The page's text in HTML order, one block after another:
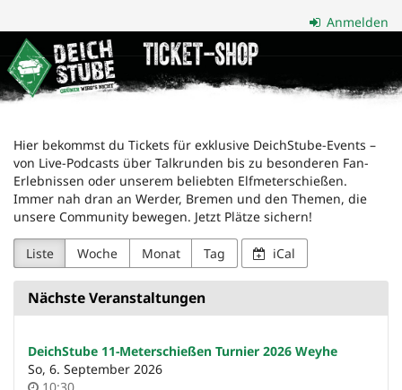
Haupt-
Inhalt
springen
Anmelden
Deichstube
GmbH
Hier bekommst du Tickets für exklusive DeichStube-Events –
von Live-Podcasts über Talkrunden bis zu besonderen Fan-
Erlebnissen oder unserem beliebten Elfmeterschießen.
Immer nah dran an Werder, Bremen und den Themen, die
unsere Community bewegen. Jetzt Plätze sichern!
Liste Woche Monat Tag iCal
Nächste Veranstaltungen
DeichStube 11-Meterschießen Turnier 2026 Weyhe
So, 6. September 2026
Uhrzeit